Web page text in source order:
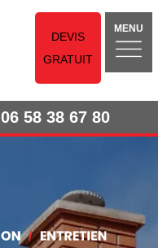
DEVIS
GRATUIT
MENU
06 58 38 67 80